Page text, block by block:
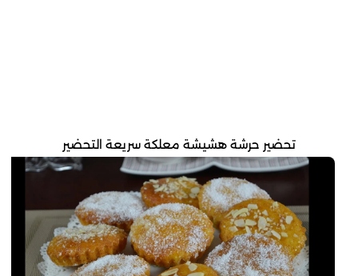
تحضير حرشة هشيشة معلكة سريعة التحضير